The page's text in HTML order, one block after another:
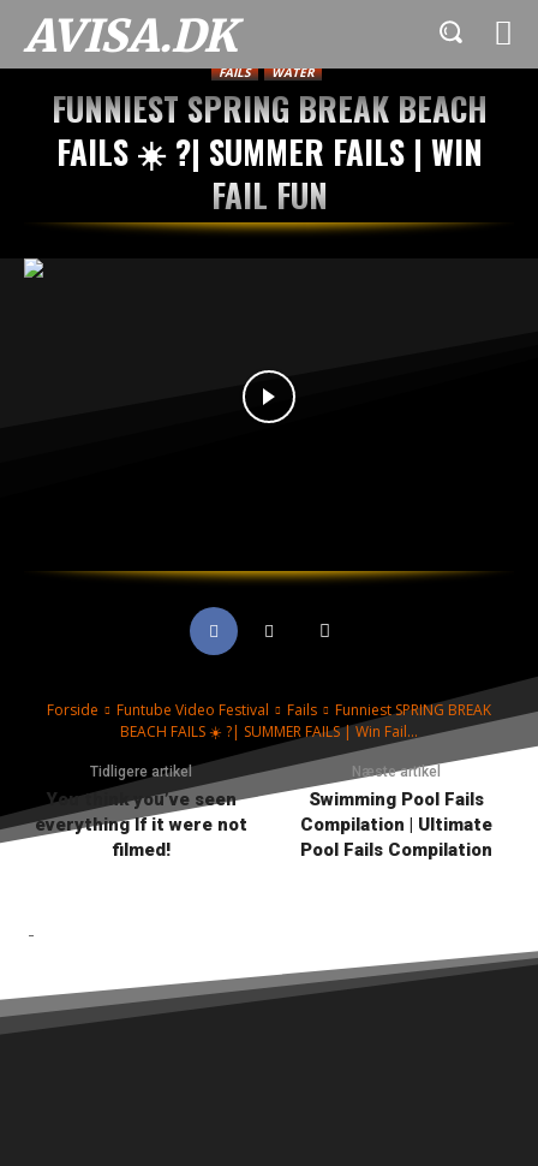
AVISA.DK
FAILS WATER
FUNNIEST SPRING BREAK BEACH
FAILS ☀️ ?| SUMMER FAILS | WIN
FAIL FUN
Forside Funtube Video Festival Fails
Funniest SPRING BREAK
BEACH FAILS ☀️ ?| SUMMER FAILS | Win Fail...
Tidligere artikel
You think you’ve seen
everything If it were not
filmed!
Næste artikel
Swimming Pool Fails
Compilation | Ultimate
Pool Fails Compilation
-